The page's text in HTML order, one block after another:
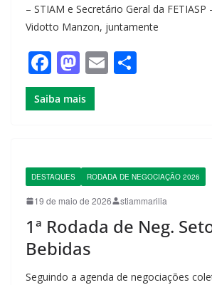
– STIAM e Secretário Geral da FETIASP
Vidotto Manzon, juntamente
F
a
c
o
o
k
M
a
st
o
n
E
Saiba mais
DESTAQUES RODADA DE NEGOCIAÇÃO 2026
19 de maio de 2026 stiammarilia
1ª Rodada de Neg.
Bebidas
Seguindo a agenda de negociações